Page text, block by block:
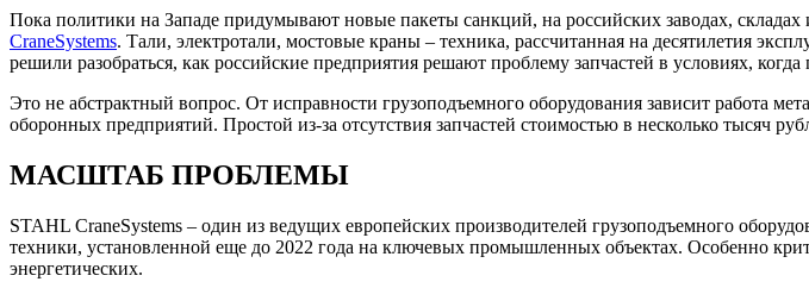
Пока политики на Западе придумывают новые пакеты санкций, на российских заводах,
CraneSystems. Тали, электротали, мостовые краны – техника, рассчитанная на десятилетия
решили разобраться, как российские предприятия решают проблему запчастей в условиях,
Это не абстрактный вопрос. От исправности грузоподъемного оборудования зависит работа
оборонных предприятий. Простой из-за отсутствия запчастей стоимостью в несколько тысяч
МАСШТАБ ПРОБЛЕМЫ
STAHL CraneSystems – один из ведущих европейских производителей грузоподъемного
техники, установленной еще до 2022 года на ключевых промышленных объектах. Особенно
энергетических.​